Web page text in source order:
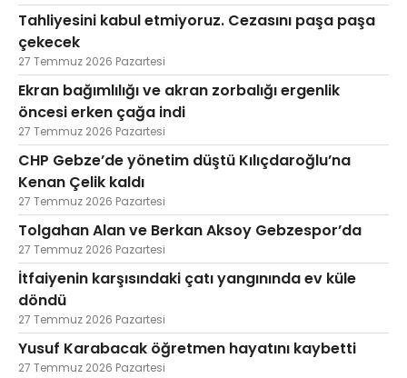
Tahliyesini kabul etmiyoruz. Cezasını paşa paşa
çekecek
27 Temmuz 2026 Pazartesi
Ekran bağımlılığı ve akran zorbalığı ergenlik
öncesi erken çağa indi
27 Temmuz 2026 Pazartesi
CHP Gebze’de yönetim düştü Kılıçdaroğlu’na
Kenan Çelik kaldı
27 Temmuz 2026 Pazartesi
Tolgahan Alan ve Berkan Aksoy Gebzespor’da
27 Temmuz 2026 Pazartesi
İtfaiyenin karşısındaki çatı yangınında ev küle
döndü
27 Temmuz 2026 Pazartesi
Yusuf Karabacak öğretmen hayatını kaybetti
27 Temmuz 2026 Pazartesi